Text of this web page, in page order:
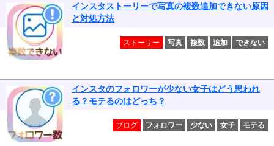
インスタストーリーで写真の複数追加できない原因
と対処方法
ストーリー 写真 複数 追加 できない
インスタのフォロワーが少ない女子はどう思われ
る？モテるのはどっち？
ブログ フォロワー 少ない 女子 モテる